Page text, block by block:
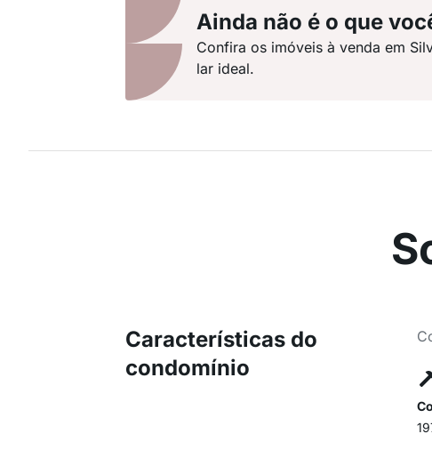
Ainda não é o que
Confira os imóveis à venda em
lar ideal.
Características do
condomínio